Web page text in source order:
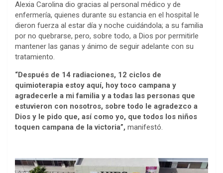
Alexia Carolina dio gracias al personal médico y de
enfermería, quienes durante su estancia en el hospital le
dieron fuerza al estar día y noche cuidándola; a su familia
por no quebrarse, pero, sobre todo, a Dios por permitirle
mantener las ganas y ánimo de seguir adelante con su
tratamiento.
“Después de 14 radiaciones, 12 ciclos de
quimioterapia estoy aquí, hoy toco campana y
agradecerle a mi familia y a todas las personas que
estuvieron con nosotros, sobre todo le agradezco a
Dios y le pido que, así como yo, que todos los niños
toquen campana de la victoria”, manifestó.